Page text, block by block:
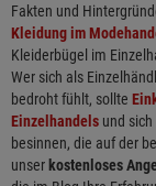
Fakten und
Kleidung im
Kleiderbügel im
Wer sich als
bedroht fühlt, sollte
Einzelhandels und
besinnen, die auf der
unser kostenloses